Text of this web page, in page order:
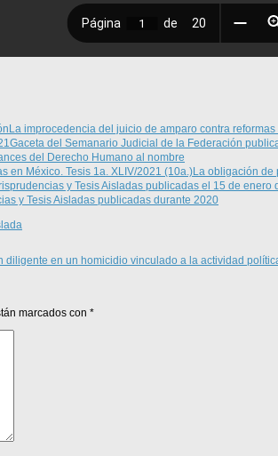
La improcedencia del juicio de amparo contra
Gaceta del Semanario Judicial de la Federación
del Derecho Humano al nombre
La obligación de
y Tesis Aisladas publicadas el 15 de enero
y Tesis Aisladas publicadas durante 2020
en un homicidio vinculado a la actividad
marcados con *